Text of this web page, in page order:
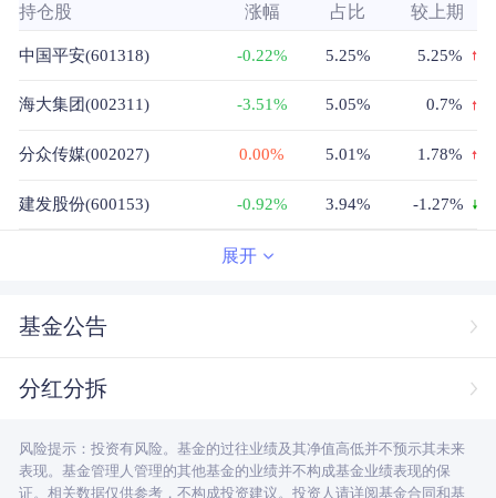
持仓股 涨幅 占比 较上期
中国平安(601318) -0.22% 5.25% 5.25%
海大集团(002311) -3.51% 5.05% 0.7%
分众传媒(002027) 0.00% 5.01% 1.78%
建发股份(600153) -0.92% 3.94% -1.27%
-0.99%
温氏股份(300498)
万华化学(600309) 1.00% 2.41% 2.41%
展开
基金公告
分红分拆
风险提示：投资有风险。基金的过往业绩及其净值高低并不预示其未来
表现。基金管理人管理的其他基金的业绩并不构成基金业绩表现的保
证。相关数据仅供参考，不构成投资建议。投资人请详阅基金合同和基